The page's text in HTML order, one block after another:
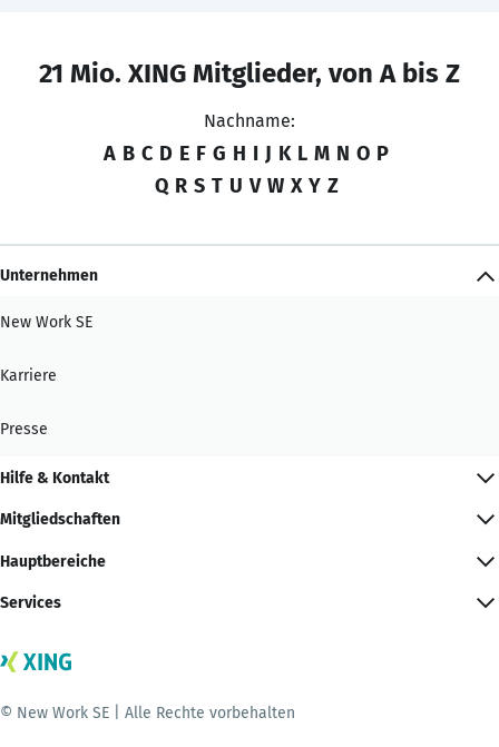
21 Mio. XING Mitglieder, von A bis Z
Nachname:
A B C D E F G H I J K L M N O P
Q R S T U V W X Y Z
Unternehmen
New Work SE
Karriere
Presse
Hilfe & Kontakt
Mitgliedschaften
Hauptbereiche
Services
© New Work SE | Alle Rechte vorbehalten